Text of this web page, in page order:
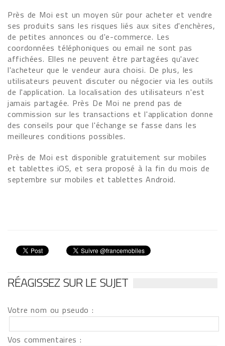
Près de Moi est un moyen sûr pour acheter et vendre
ses produits sans les risques liés aux sites d'enchères,
de petites annonces ou d'e-commerce. Les
coordonnées téléphoniques ou email ne sont pas
affichées. Elles ne peuvent être partagées qu'avec
l'acheteur que le vendeur aura choisi. De plus, les
utilisateurs peuvent discuter ou négocier via les outils
de l'application. La localisation des utilisateurs n'est
jamais partagée. Près De Moi ne prend pas de
commission sur les transactions et l'application donne
des conseils pour que l'échange se fasse dans les
meilleures conditions possibles.
Près de Moi est disponible gratuitement sur mobiles
et tablettes iOS, et sera proposé à la fin du mois de
septembre sur mobiles et tablettes Android.
RÉAGISSEZ SUR LE SUJET
Votre nom ou pseudo :
Vos commentaires :